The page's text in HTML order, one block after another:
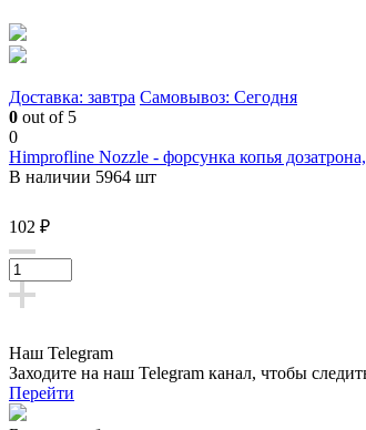
Доставка: завтра Самовывоз: Сегодня
0 out of 5
0
Himprofline Nozzle - форсунка копья
В наличии 5964 шт
102 ₽
Наш Telegram
Заходите на наш Telegram канал, чтобы
Перейти